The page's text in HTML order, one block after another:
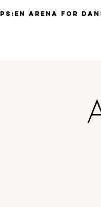
PS:En Arena for